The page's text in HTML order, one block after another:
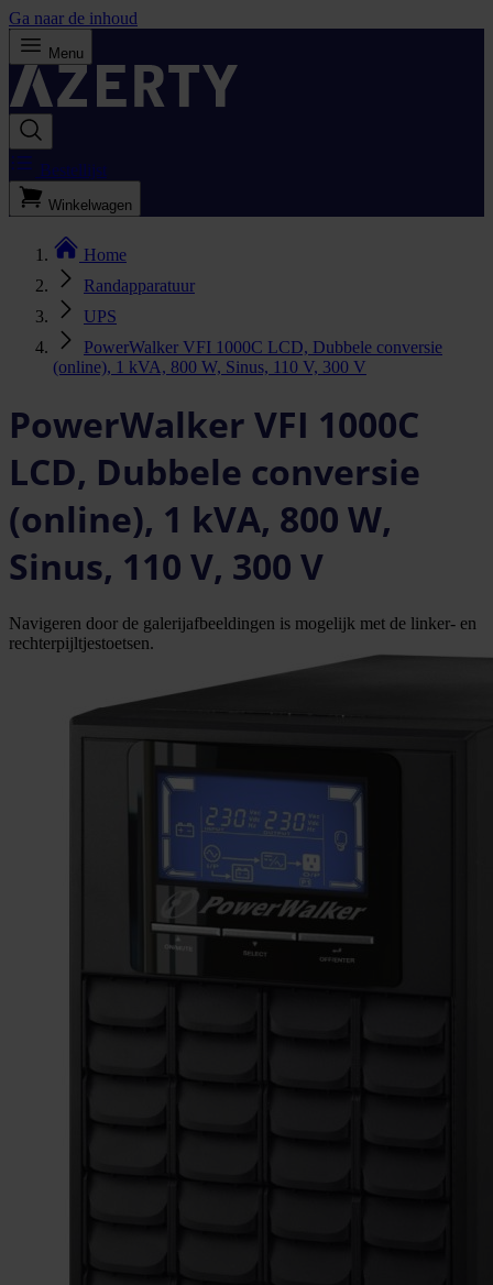
Ga naar de inhoud
Menu
Bestellijst
Winkelwagen
Home
Randapparatuur
UPS
PowerWalker VFI 1000C LCD, Dubbele conversie
(online), 1 kVA, 800 W, Sinus, 110 V, 300 V
PowerWalker VFI 1000C
LCD, Dubbele conversie
(online), 1 kVA, 800 W,
Sinus, 110 V, 300 V
Navigeren door de galerijafbeeldingen is mogelijk met de linker- en
rechterpijltjestoetsen.